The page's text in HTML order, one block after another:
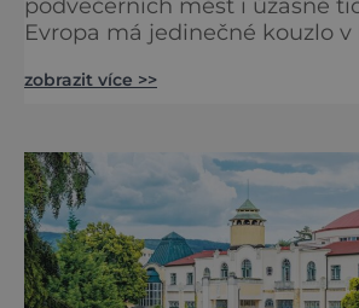
podvečerních měst i úžasné
Evropa má jedinečné kouzlo v
zve na cestu plnou inspirace,
podobě. Města s neopakovatelnou
atmosférou Vydejte se s
měst, která patří k
zobrazit více >>